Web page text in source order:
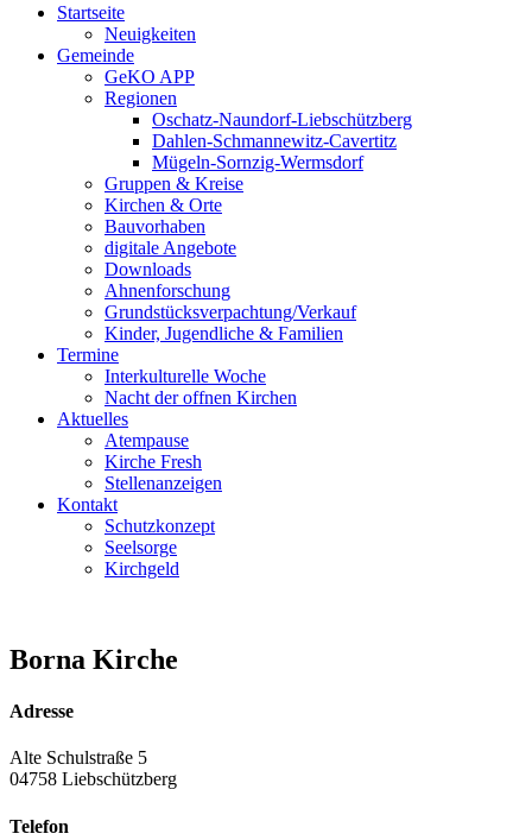
Startseite
Neuigkeiten
Gemeinde
GeKO APP
Regionen
Oschatz-Naundorf-Liebschützberg
Dahlen-Schmannewitz-Cavertitz
Mügeln-Sornzig-Wermsdorf
Gruppen & Kreise
Kirchen & Orte
Bauvorhaben
digitale Angebote
Downloads
Ahnenforschung
Grundstücks­verpachtung/Verkauf
Kinder, Jugendliche & Familien
Termine
Interkulturelle Woche
Nacht der offnen Kirchen
Aktuelles
Atempause
Kirche Fresh
Stellenanzeigen
Kontakt
Schutzkonzept
Seelsorge
Kirchgeld
Borna Kirche
Adresse
Alte Schulstraße 5
04758 Liebschützberg
Telefon